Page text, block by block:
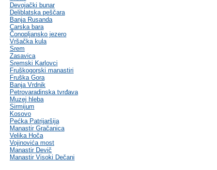
Devojački bunar
Deliblatska peščara
Banja Rusanda
Carska bara
Čonopljansko jezero
Vršačka kula
Srem
Zasavica
Sremski Karlovci
Fruškogorski manastiri
Fruška Gora
Banja Vrdnik
Petrovaradinska tvrđava
Muzej hleba
Sirmijum
Kosovo
Pećka Patrijaršija
Manastir Gračanica
Velika Hoča
Vojinovića most
Manastir Devič
Manastir Visoki Dečani